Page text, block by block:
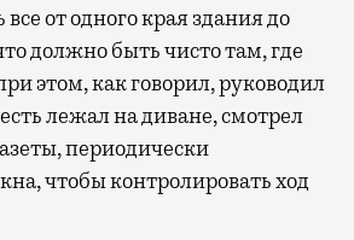
от одного края здания до
должно быть чисто там, где
этом, как говорил, руководил
лежал на диване, смотрел
периодически
чтобы контролировать ход